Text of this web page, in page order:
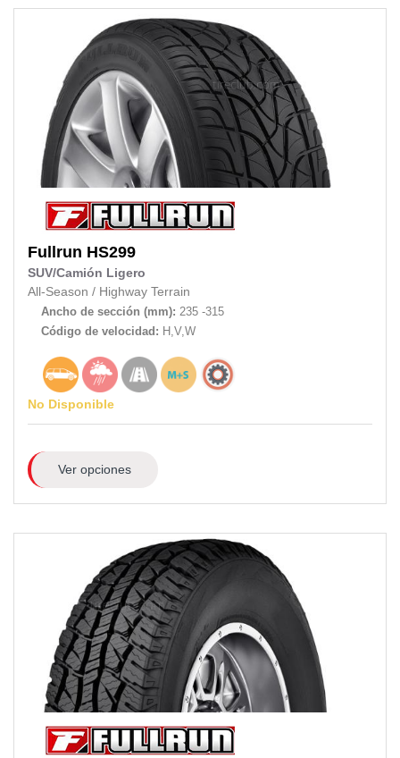
Fullrun HS299
SUV/Camión Ligero
All-Season / Highway Terrain
Ancho de sección (mm): 235 -315
Código de velocidad: H,V,W
No Disponible
Ver opciones